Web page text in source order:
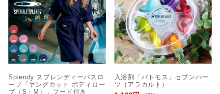
Splendy スプレンディーバスロ
ーブ「ヤングカット ボディロー
ブ（S・M）」フード付き
入浴剤「パトモス」セブンハー
ツ（アラカルト）